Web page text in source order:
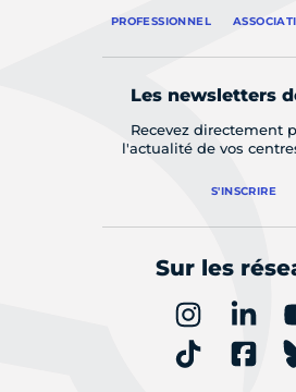
PROFESSIONNEL
Les newsletters
Recevez directement
l'actualité de vos
S'INSCRIRE
Sur les